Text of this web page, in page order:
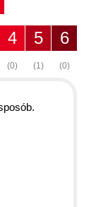
6
(0)
5
(1)
4
(0)